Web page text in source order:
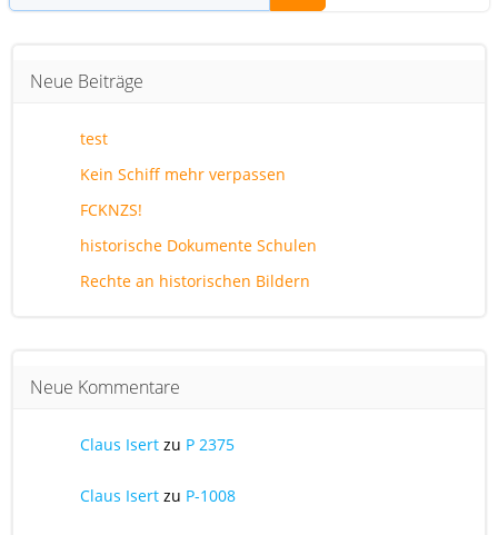
Neue Beiträge
test
Kein Schiff mehr verpassen
FCKNZS!
historische Dokumente Schulen
Rechte an historischen Bildern
Neue Kommentare
Claus Isert zu P 2375
Claus Isert zu P-1008